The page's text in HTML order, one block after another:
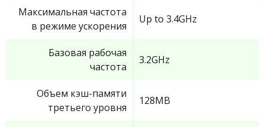
Максимальная частота
в режиме ускорения
Up to 3.4GHz
Базовая рабочая
частота
3.2GHz
Объем кэш-памяти
третьего уровня
128MB